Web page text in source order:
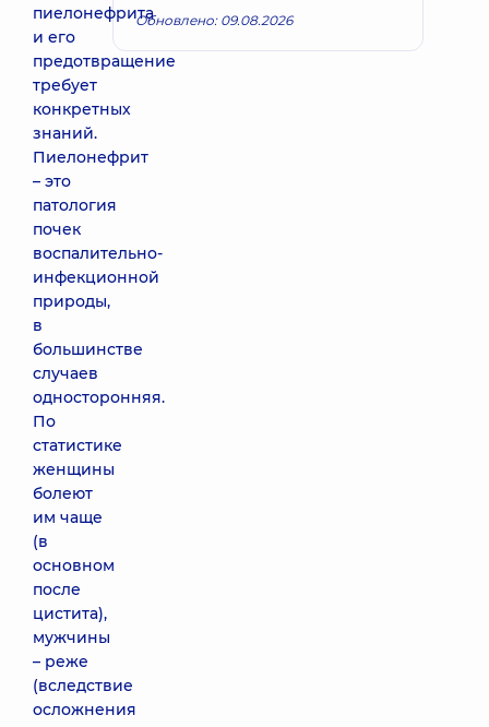
пиелонефрита
и его
предотвращение
требует
конкретных
знаний.
Пиелонефрит
– это
патология
почек
воспалительно-
инфекционной
природы,
в
большинстве
случаев
односторонняя.
По
статистике
женщины
болеют
им чаще
(в
основном
после
цистита),
мужчины
– реже
(вследствие
осложнения
Обновлено: 09.08.2026